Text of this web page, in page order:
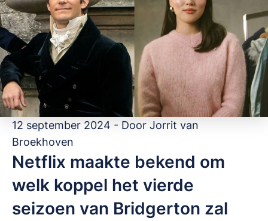
12 september 2024 - Door Jorrit van
Broekhoven
Netflix maakte bekend om
welk koppel het vierde
seizoen van Bridgerton zal